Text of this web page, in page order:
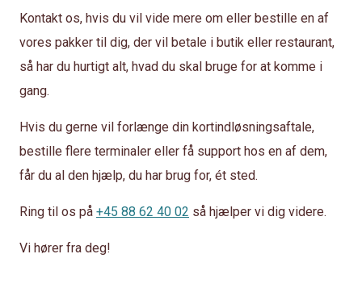
Kontakt os, hvis du vil vide mere om eller bestille en af ​​
vores pakker til dig, der vil betale i butik eller restaurant,
så har du hurtigt alt, hvad du skal bruge for at komme i
gang.
Hvis du gerne vil forlænge din kortindløsningsaftale,
bestille flere terminaler eller få support hos en af ​​dem,
får du al den hjælp, du har brug for, ét sted.
Ring til os på +45 88 62 40 02 så hjælper vi dig videre.
Vi hører fra deg!